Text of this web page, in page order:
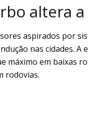
altera
aspirados por
nas cidades.
máximo em baixas
rodovias.